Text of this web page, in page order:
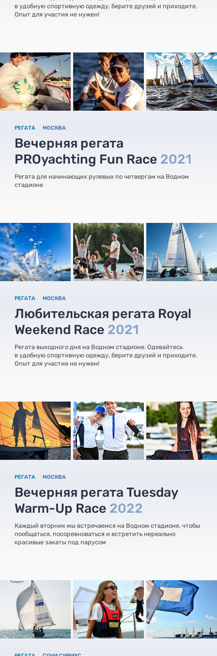
в удобную спортивную одежду, берите друзей и приходите.
Опыт для участия не нужен!
РЕГАТА МОСКВА
Вечерняя регата
PROyachting Fun Race 2021
Регата для начинающих рулевых по четвергам на Водном
стадионе
РЕГАТА МОСКВА
Любительская регата Royal
Weekend Race 2021
Регата выходного дня на Водном стадионе. Одевайтесь
в удобную спортивную одежду, берите друзей и приходите.
Опыт для участия не нужен!
РЕГАТА МОСКВА
Вечерняя регата Tuesday
Warm-Up Race 2022
Каждый вторник мы встречаемся на Водном стадионе, чтобы
пообщаться, посоревноваться и встретить нереально
красивые закаты под парусом